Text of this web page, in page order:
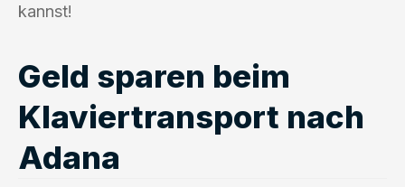
kannst!
Geld sparen beim
Klaviertransport nach
Adana